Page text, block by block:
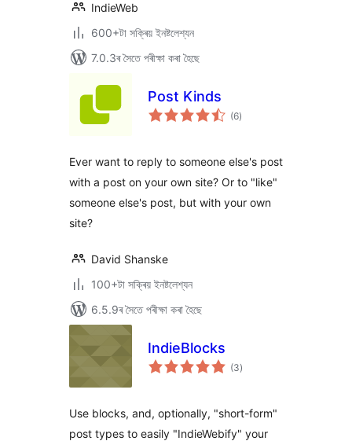
IndieWeb
600+টা সক্ৰিয় ইনষ্টলেশ্যন
7.0.3ৰ সৈতে পৰীক্ষা কৰা হৈছে
Post Kinds
(6টা
মুঠ)
Ever want to reply to someone else's post
with a post on your own site? Or to "like"
someone else's post, but with your own
site?
David Shanske
100+টা সক্ৰিয় ইনষ্টলেশ্যন
6.5.9ৰ সৈতে পৰীক্ষা কৰা হৈছে
IndieBlocks
(3টা
মুঠ)
Use blocks, and, optionally, "short-form"
post types to easily "IndieWebify" your